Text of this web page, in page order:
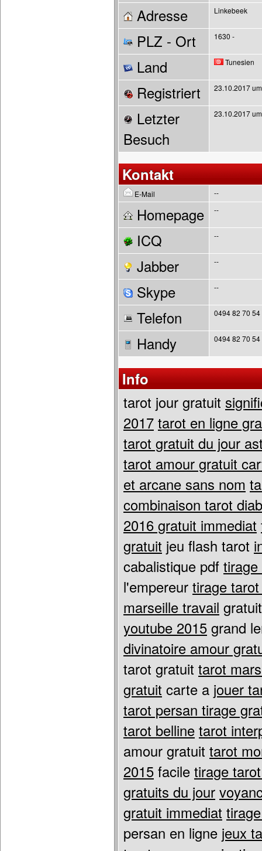
Adresse Linkebeek
PLZ - Ort 1630 -
Land Tunesien
Registriert 23.10.2017
Letzter
Besuch
23.10.2017
Kontakt
E-Mail --
Homepage --
ICQ --
Jabber --
Skype --
Telefon 0494 82 70 54
Handy 0494 82 70 54
Info
tarot jour gratuit
2017 tarot en ligne
tarot gratuit du jour
tarot amour gratuit
et arcane sans nom
combinaison tarot
2016 gratuit immediat
gratuit jeu flash tarot
cabalistique pdf
l'empereur tirage
marseille travail
youtube 2015 grand
divinatoire amour
tarot gratuit tarot
gratuit carte a jouer
tarot persan tirage
tarot belline tarot
amour gratuit tarot
2015 facile tirage
gratuits du jour
gratuit immediat
persan en ligne jeux